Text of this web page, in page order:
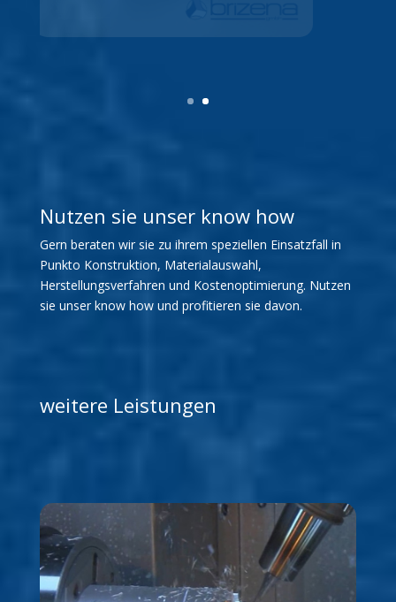
Nutzen sie unser know how
Gern beraten wir sie zu ihrem speziellen Einsatzfall in
Punkto Konstruktion, Materialauswahl,
Herstellungsverfahren und Kostenoptimierung. Nutzen
sie unser know how und profitieren sie davon.
weitere Leistungen